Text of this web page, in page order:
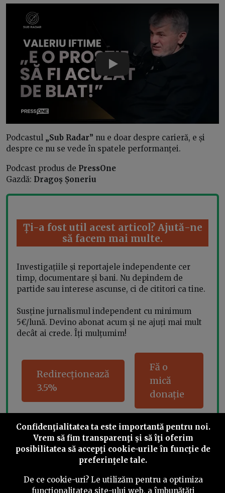
Play
Podcastul „Sub Radar” nu e doar despre carieră, e și
despre ce nu se vede în spatele performanței.
Podcast produs de PressOne
Gazdă: Dragoș Șoneriu
Ți-a fost util acest articol? Ajută-ne
să facem mai multe.
Investigațiile și reportajele independente cer
timp, documentare și bani. Nu depindem de
partide sau interese ascunse, ci de cititori ca tine.
Susține jurnalismul independent cu minimum
5€/lună. Devino abonat acum și ne ajuți mai mult
decât ai crede. Îți mulțumim!
Redirecționează
3.5%
Fă o
mică
donație
Share this
Confidenţialitatea ta este importantă pentru noi.
Vrem să fim transparenţi și să îţi oferim
posibilitatea să accepţi cookie-urile în funcţie de
preferinţele tale.
De ce cookie-uri? Le utilizăm pentru a optimiza
funcţionalitatea site-ului web, a îmbunătăţi